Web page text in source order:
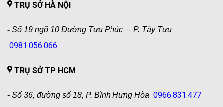
TRỤ SỞ HÀ NỘI
- Số 19 ngõ 10 Đường Tựu Phúc – P. Tây Tựu
0981.056.066
TRỤ SỞ TP HCM
- Số 36, đường số 18, P. Bình Hưng Hòa 0966.831.477